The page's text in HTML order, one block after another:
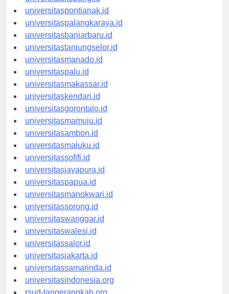
universitaskupang.id
universitaspontianak.id
universitaspalangkaraya.id
universitasbanjarbaru.id
universitastanjungselor.id
universitasmanado.id
universitaspalu.id
universitasmakassar.id
universitaskendari.id
universitasgorontalo.id
universitasmamuju.id
universitasambon.id
universitasmaluku.id
universitassofifi.id
universitasjayapura.id
universitaspapua.id
universitasmanokwari.id
universitassorong.id
universitaswanggar.id
universitaswalesi.id
universitassalor.id
universitasjakarta.id
universitassamarinda.id
universitasindonesia.org